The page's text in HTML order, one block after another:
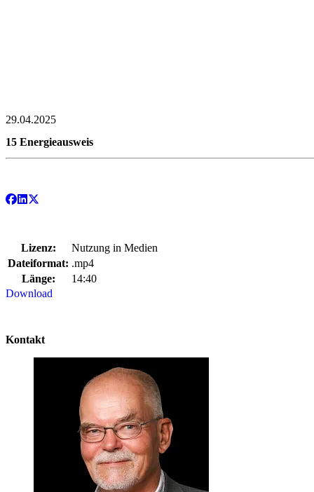
29.04.2025
15 Energieausweis
Lizenz:
Nutzung in Medien
Dateiformat: .mp4
Länge:
14:40
Download
Kontakt